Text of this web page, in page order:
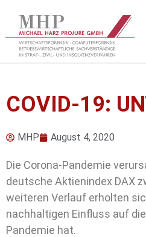
COVID-19:
MHP August 4, 2020
Die Corona-Pandemie
deutsche Aktienindex DAX
weiteren Verlauf erholten
nachhaltigen Einfluss auf
Pandemie hat.